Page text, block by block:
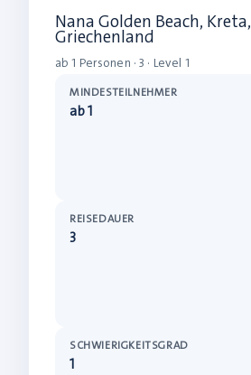
Nana Golden Beach, Kreta,
Griechenland
ab 1 Personen · 3 · Level 1
MINDESTEILNEHMER
ab 1
REISEDAUER
3
SCHWIERIGKEITSGRAD
1